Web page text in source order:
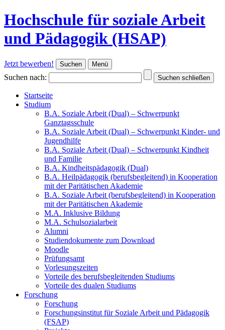
Hochschule für soziale Arbeit
und Pädagogik (HSAP)
Jetzt bewerben! Suchen Menü
Suchen nach: Suchen schließen
Startseite
Studium
B.A. Soziale Arbeit (Dual) – Schwerpunkt
Ganztagsschule
B.A. Soziale Arbeit (Dual) – Schwerpunkt Kinder- und
Jugendhilfe
B.A. Soziale Arbeit (Dual) – Schwerpunkt Kindheit
und Familie
B.A. Kindheitspädagogik (Dual)
B.A. Heilpädagogik (berufsbegleitend) in Kooperation
mit der Paritätischen Akademie
B.A. Soziale Arbeit (berufsbegleitend) in Kooperation
mit der Paritätischen Akademie
M.A. Inklusive Bildung
M.A. Schulsozialarbeit
Alumni
Studiendokumente zum Download
Moodle
Prüfungsamt
Vorlesungszeiten
Vorteile des berufsbegleitenden Studiums
Vorteile des dualen Studiums
Forschung
Forschung
Forschungsinstitut für Soziale Arbeit und Pädagogik
(FSAP)